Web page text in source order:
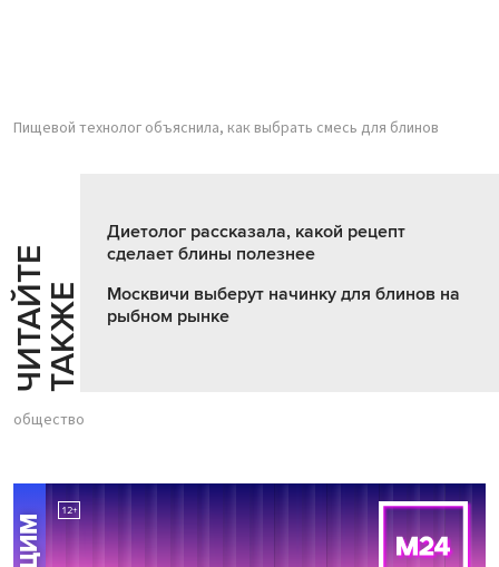
Пищевой технолог объяснила, как выбрать смесь для блинов
Ч
И
Т
АЙ
Т
Е
Т
А
К
ЖЕ
Диетолог рассказала, какой рецепт
сделает блины полезнее
Москвичи выберут начинку для блинов на
рыбном рынке
общество